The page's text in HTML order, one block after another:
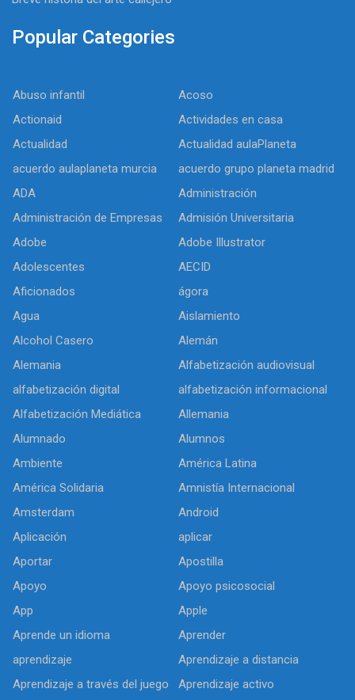
Popular Categories
Abuso infantil
Acoso
Actionaid
Actividades en casa
Actualidad
Actualidad aulaPlaneta
acuerdo aulaplaneta murcia
acuerdo grupo planeta madrid
ADA
Administración
Administración de Empresas
Admisión Universitaria
Adobe
Adobe Illustrator
Adolescentes
AECID
Aficionados
ágora
Agua
Aislamiento
Alcohol Casero
Alemán
Alemania
Alfabetización audiovisual
alfabetización digital
alfabetización informacional
Alfabetización Mediática
Allemania
Alumnado
Alumnos
Ambiente
América Latina
América Solidaria
Amnistía Internacional
Amsterdam
Android
Aplicación
aplicar
Aportar
Apostilla
Apoyo
Apoyo psicosocial
App
Apple
Aprende un idioma
Aprender
aprendizaje
Aprendizaje a distancia
Aprendizaje a través del juego
Aprendizaje activo